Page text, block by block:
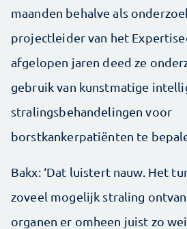
maanden behalve als
projectleider van het
afgelopen jaren deed ze
gebruik van kunstmatige
stralingsbehandelingen voor
borstkankerpatiënten te
Bakx: ‘Dat luistert nauw. Het
zoveel mogelijk straling
organen er omheen juist zo